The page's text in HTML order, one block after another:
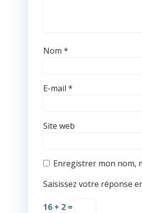
Nom *
E-mail *
Site web
Enregistrer mon nom,
Saisissez votre réponse
16 + 2 =